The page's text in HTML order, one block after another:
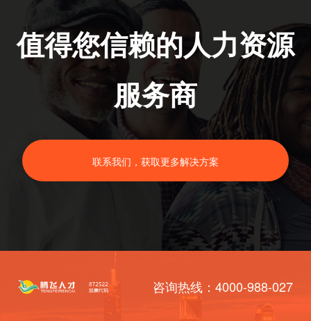
值得您信赖的人力资源
服务商
联系我们，获取更多解决方案
咨询热线：4000-988-027